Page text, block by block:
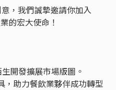
，我們誠摯邀請你加入
的宏大使命！
開發擴展市場版圖。
，助力餐飲業夥伴成功轉型